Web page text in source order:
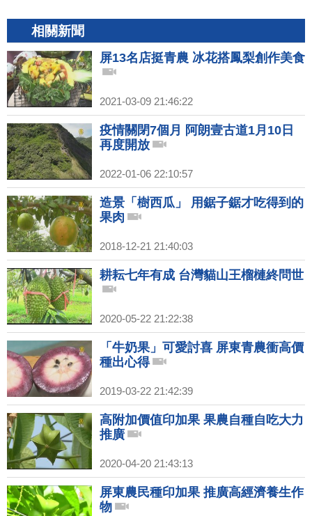
相關新聞
屏13名店挺青農 冰花搭鳳梨創作美食
2021-03-09 21:46:22
疫情關閉7個月 阿朗壹古道1月10日
再度開放
2022-01-06 22:10:57
造景「樹西瓜」 用鋸子鋸才吃得到的
果肉
2018-12-21 21:40:03
耕耘七年有成 台灣貓山王榴槤終問世
2020-05-22 21:22:38
「牛奶果」可愛討喜 屏東青農衝高價
種出心得
2019-03-22 21:42:39
高附加價值印加果 果農自種自吃大力
推廣
2020-04-20 21:43:13
屏東農民種印加果 推廣高經濟養生作
物